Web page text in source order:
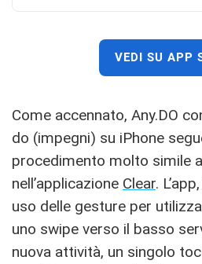
VEDI SU APP
Come accennato, Any.DO
do (impegni) su iPhone
procedimento molto simile
nell’applicazione Clear.
uso delle gesture per
uno swipe verso il basso
nuova attività, un singolo